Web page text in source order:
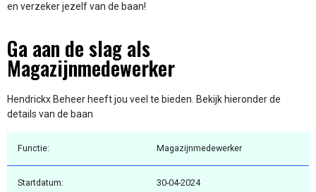
en verzeker jezelf van de baan!
Ga aan de slag als
Magazijnmedewerker
Hendrickx Beheer heeft jou veel te bieden. Bekijk hieronder de
details van de baan
Functie: Magazijnmedewerker
Startdatum: 30-04-2024